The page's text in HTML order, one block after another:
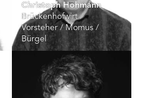
Christoph Hohmann
Brückenhofwirt /
Vorsteher / Momus /
Bürgel